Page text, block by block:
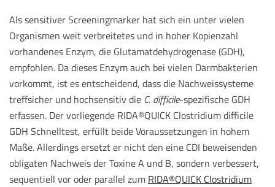
Als sensitiver Screeningmarker hat sich ein unter vielen
Organismen weit verbreitetes und in hoher Kopienzahl
vorhandenes Enzym, die Glutamatdehydrogenase (GDH),
empfohlen. Da dieses Enzym auch bei vielen Darmbakterien
vorkommt, ist es entscheidend, dass die Nachweissysteme
treffsicher und hochsensitiv die C. difficile-spezifische GDH
erfassen. Der vorliegende RIDA®QUICK Clostridium difficile
GDH Schnelltest, erfüllt beide Voraussetzungen in hohem
Maße. Allerdings ersetzt er nicht den eine CDI beweisenden
obligaten Nachweis der Toxine A und B, sondern verbessert,
sequentiell vor oder parallel zum RIDA®QUICK Clostridium